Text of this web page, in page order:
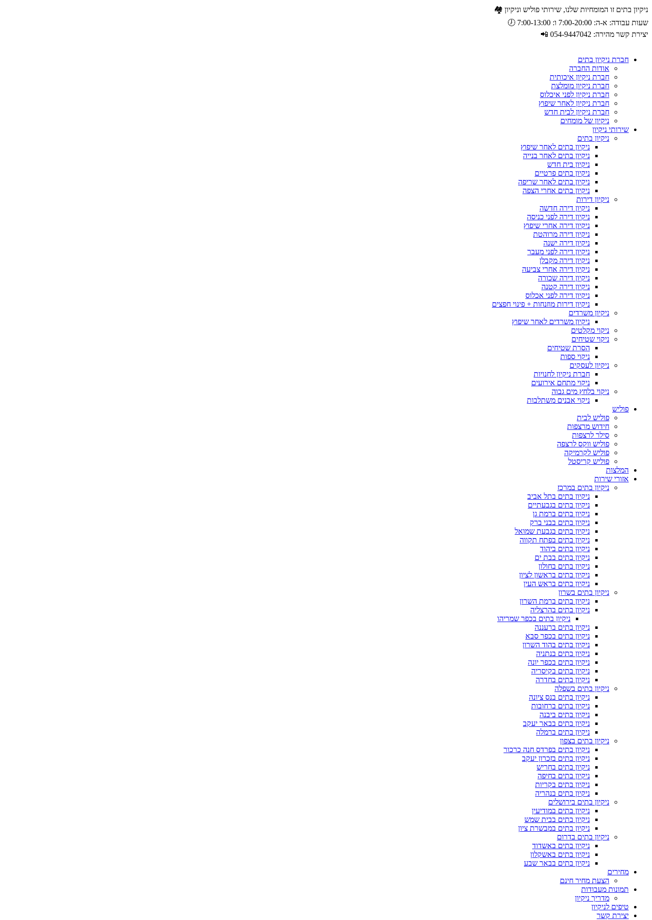
ניקיון בתים זו המומחיות שלנו, שירותי פוליש וניקיון 🏘️
שעות עבודה: א-ה: 7:00-20:00 ו: 7:00-13:00 🕖
יצירת קשר מהירה: 054-9447042 📲
חברת ניקיון בתים
אודות החברה
חברת ניקיון איכותית
חברת ניקיון מומלצת
חברת ניקיון לפני איכלוס
חברת ניקיון לאחר שיפוץ
חברת ניקיון לבית חדש
ניקיון של מומחים
שירותי ניקיון
ניקיון בתים
ניקיון בתים לאחר שיפוץ
ניקיון בתים לאחר בנייה
ניקיון בית חדש
ניקיון בתים פרטיים
ניקיון בתים לאחר שריפה
ניקיון בתים אחרי הצפה
ניקיון דירות
ניקיון דירה חדשה
ניקיון דירה לפני כניסה
ניקיון דירה אחרי שיפוץ
ניקיון דירה מרוהטת
ניקיון דירה ישנה
ניקיון דירה לפני מעבר
ניקיון דירה מקבלן
ניקיון דירה אחרי צביעה
ניקיון דירה שכורה
ניקיון דירה קטנה
ניקיון דירה לפני אכלוס
ניקיון דירות מוזנחות + פינוי חפצים
ניקיון משרדים
ניקיון משרדים לאחר שיפוץ
ניקוי מקלטים
ניקוי שטיחים
הסרת שטיחים
ניקוי ספות
ניקיון לעסקים
חברת ניקיון לחנויות
ניקוי מתחם אירועים
ניקוי בלחץ מים גבוה
ניקוי אבנים משתלבות
פוליש
פוליש לבית
חידוש מרצפות
סילר לרצפות
פוליש ווקס לרצפה
פוליש לקרמיקה
פוליש קריסטל
המלצות
אזורי שירות
ניקיון בתים במרכז
ניקיון בתים בתל אביב
ניקיון בתים בגבעתיים
ניקיון בתים ברמת גן
ניקיון בתים בבני ברק
ניקיון בתים בגבעת שמואל
ניקיון בתים בפתח תקווה
ניקיון בתים ביהוד
ניקיון בתים בבת ים
ניקיון בתים בחולון
ניקיון בתים בראשון לציון
ניקיון בתים בראש העין
ניקיון בתים בשרון
ניקיון בתים ברמת השרון
ניקיון בתים בהרצליה
ניקיון בתים בכפר שמריהו
ניקיון בתים ברעננה
ניקיון בתים בכפר סבא
ניקיון בתים בהוד השרון
ניקיון בתים בנתניה
ניקיון בתים בכפר יונה
ניקיון בתים בקיסריה
ניקיון בתים בחדרה
ניקיון בתים בשפלה
ניקיון בתים בנס ציונה
ניקיון בתים ברחובות
ניקיון בתים ביבנה
ניקיון בתים בבאר יעקב
ניקיון בתים ברמלה
ניקיון בתים בצפון
ניקיון בתים בפרדס חנה כרכור
ניקיון בתים בזכרון יעקב
ניקיון בתים בחריש
ניקיון בתים בחיפה
ניקיון בתים בקריות
ניקיון בתים בנהריה
ניקיון בתים בירושלים
ניקיון בתים במודיעין
ניקיון בתים בבית שמש
ניקיון בתים במבשרת ציון
ניקיון בתים בדרום
ניקיון בתים באשדוד
ניקיון בתים באשקלון
ניקיון בתים בבאר שבע
מחירים
הצעת מחיר חינם
תמונות מעבודות
מדריך ניקיון
טיפים לניקיון
יצירת קשר